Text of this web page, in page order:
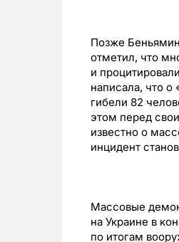
Позже
отметил, что
и
написала, что о
гибели 82
этом перед
известно о
инцидент
Массовые
на Украине в
по итогам